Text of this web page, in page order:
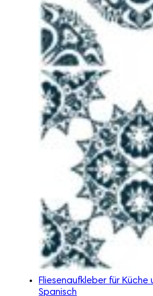
Fliesenaufkleber für Küche
Spanisch